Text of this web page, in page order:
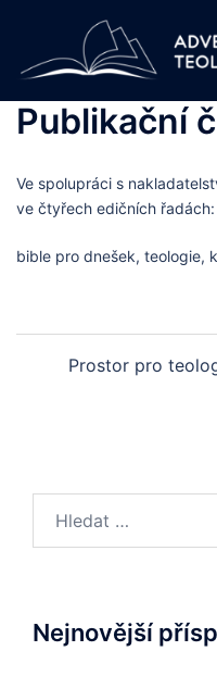
content
Publikační
Ve spolupráci s
ve čtyřech edičních řadách:
bible pro dnešek, teologie,
navigation
Prostor pro
Nejnovější